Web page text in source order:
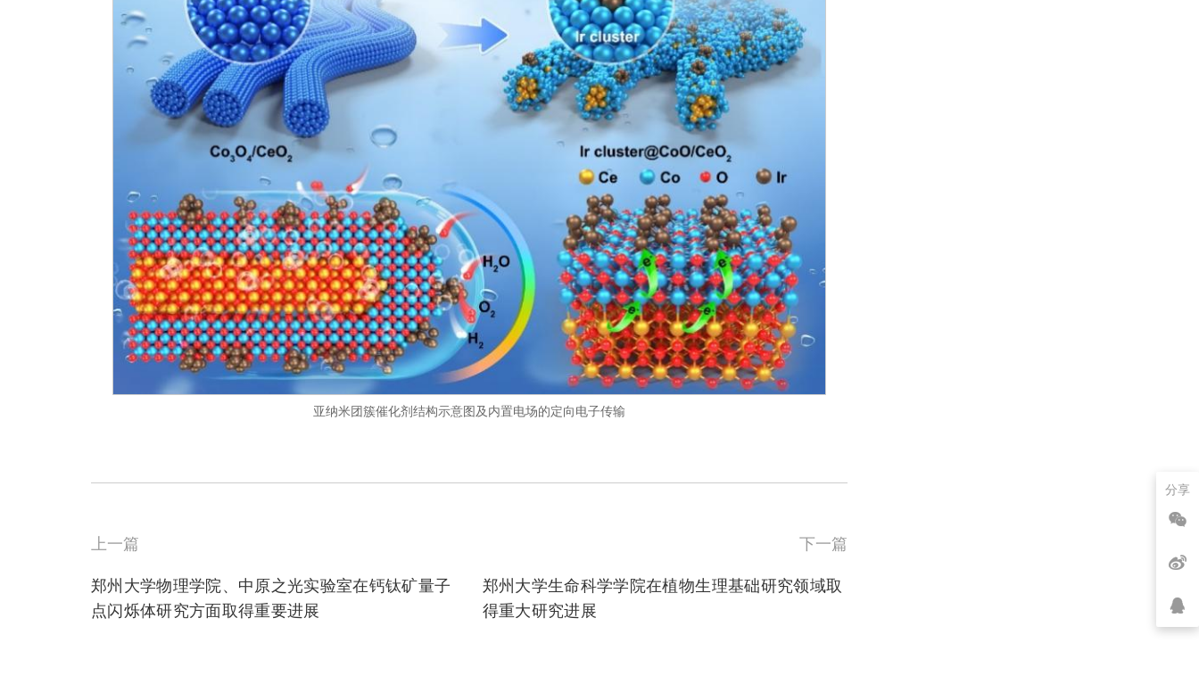
亚纳米团簇催化剂结构示意图及内置电场的定向电子传输
上一篇
郑州大学物理学院、中原之光实验室在钙钛矿量子
点闪烁体研究方面取得重要进展
下一篇
郑州大学生命科学学院在植物生理基础研究领域取
得重大研究进展
分享